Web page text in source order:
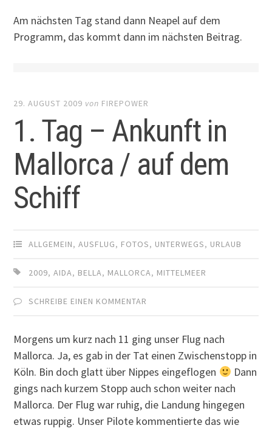
Am nächsten Tag stand dann Neapel auf dem
Programm, das kommt dann im nächsten Beitrag.
29. AUGUST 2009 von FIREPOWER
1. Tag – Ankunft in
Mallorca / auf dem
Schiff
ALLGEMEIN,AUSFLUG, FOTOS, UNTERWEGS, URLAUB
2009,AIDA, BELLA, MALLORCA, MITTELMEER
SCHREIBE EINEN KOMMENTAR
Morgens um kurz nach 11 ging unser Flug nach
Mallorca. Ja, es gab in der Tat einen Zwischenstopp in
Köln. Bin doch glatt über Nippes eingeflogen
Dann
gings nach kurzem Stopp auch schon weiter nach
Mallorca. Der Flug war ruhig, die Landung hingegen
etwas ruppig. Unser Pilote kommentierte das wie